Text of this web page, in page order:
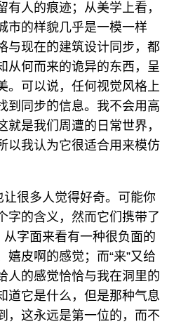
有人的痕迹；从美学上看，
市的样貌几乎是一模一样
与现在的建筑设计同步，都
从何而来的诡异的东西，呈
。可以说，任何视觉风格上
到同步的信息。我不会用高
就是我们周遭的日常世界，
以我认为它很适合用来模仿
让很多人觉得好奇。可能你
字的含义，然而它们携带了
从字面来看有一种很负面的
嬉皮啊的感觉；而“来”又给
人的感觉恰恰与我在洞里的
道它是什么，但是那种气息
，这永远是第一位的，而不